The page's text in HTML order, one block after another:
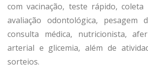
com vacinação, teste rápido, coleta
avaliação odontológica, pesagem
consulta médica, nutricionista,
arterial e glicemia, além de
sorteios.